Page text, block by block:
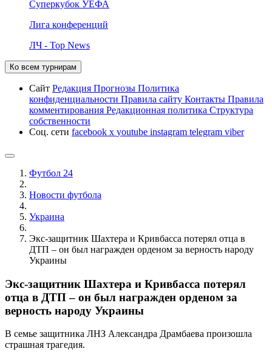
Суперкубок УЕФА
Лига конференций
ЛЧ - Top News
Ко всем турнирам
Сайт Редакция Прогнозы Политика
конфиденциальности Правила сайту Контакты Правила
комментирования Редакционная политика Структура
собственности
Соц. сети facebook x youtube instagram telegram viber
Футбол 24
Новости футбола
Украина
Экс-защитник Шахтера и Кривбасса потерял отца в
ДТП – он был награжден орденом за верность народу
Украины
Экс-защитник Шахтера и Кривбасса потерял
отца в ДТП – он был награжден орденом за
верность народу Украины
В семье защитника ЛНЗ Александра Драмбаева произошла
страшная трагедия.